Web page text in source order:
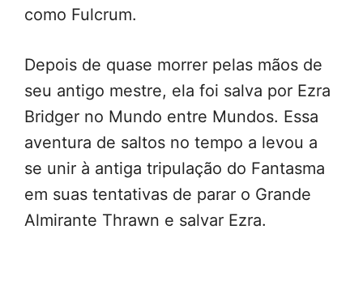
como Fulcrum.
Depois de quase morrer pelas mãos de
seu antigo mestre, ela foi salva por Ezra
Bridger no Mundo entre Mundos. Essa
aventura de saltos no tempo a levou a
se unir à antiga tripulação do Fantasma
em suas tentativas de parar o Grande
Almirante Thrawn e salvar Ezra.